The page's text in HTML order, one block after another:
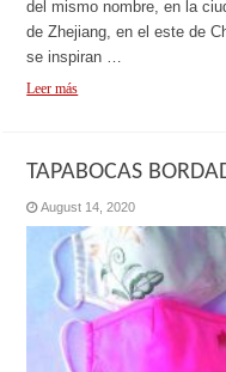
del mismo nombre, en la
de Zhejiang, en el este de
se inspiran …
Leer más
TAPABOCAS
August 14, 2020